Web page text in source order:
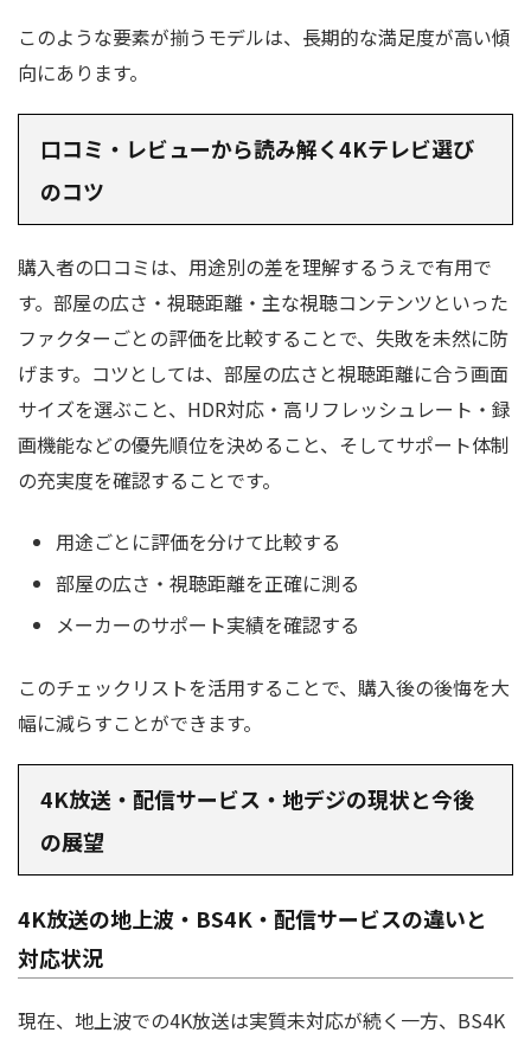
このような要素が揃うモデルは、長期的な満足度が高い傾
向にあります。
口コミ・レビューから読み解く4Kテレビ選び
のコツ
購入者の口コミは、用途別の差を理解するうえで有用で
す。部屋の広さ・視聴距離・主な視聴コンテンツといった
ファクターごとの評価を比較することで、失敗を未然に防
げます。コツとしては、部屋の広さと視聴距離に合う画面
サイズを選ぶこと、HDR対応・高リフレッシュレート・録
画機能などの優先順位を決めること、そしてサポート体制
の充実度を確認することです。
用途ごとに評価を分けて比較する
部屋の広さ・視聴距離を正確に測る
メーカーのサポート実績を確認する
このチェックリストを活用することで、購入後の後悔を大
幅に減らすことができます。
4K放送・配信サービス・地デジの現状と今後
の展望
4K放送の地上波・BS4K・配信サービスの違いと
対応状況
現在、地上波での4K放送は実質未対応が続く一方、BS4K